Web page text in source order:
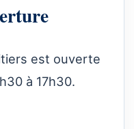
est ouverte
à 17h30.